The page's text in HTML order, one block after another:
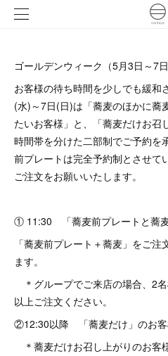
ゴールデンウィーク（5月3日～7
お客様の待ち時間を少しでも緩和
(水)～7日(日)は「蕎麦のほかに蕎
たいお客様」と、「蕎麦だけお召
時間帯を分けた二部制でご予約を
前プレートは完全予約制とさせて
ご注文をお願いいたします。
① 11:30 「蕎麦前プレートと蕎麦
「蕎麦前プレート＋蕎麦」をご
ます。
＊グループでご来店の場合、2
以上ご注文ください。
②12:30以降 「蕎麦だけ」のお客
＊蕎麦だけお召し上がりのお客